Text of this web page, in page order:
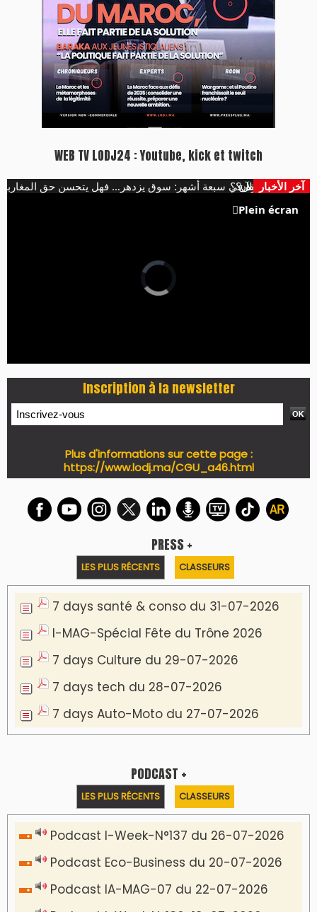
WEB TV LODJ24 : Youtube, kick et twitch
آخر الأخبار152 ألف سيارة في سبعة أشهر: سوق يزدهر… فهل يتحسن حق المغاربة في التنقل؟اتفاق مكة الآن ؟
Plein écran
Inscription à la newsletter
Plus d'informations sur cette page :
https://www.lodj.ma/CGU_a46.html
PRESS +
LES PLUS RÉCENTS CLASSEURS
7 days santé & conso du 31-07-2026
I-MAG-Spécial Fête du Trône 2026
7 days Culture du 29-07-2026
7 days tech du 28-07-2026
7 days Auto-Moto du 27-07-2026
PODCAST +
LES PLUS RÉCENTS CLASSEURS
Podcast I-Week-N°137 du 26-07-2026
Podcast Eco-Business du 20-07-2026
Podcast IA-MAG-07 du 22-07-2026